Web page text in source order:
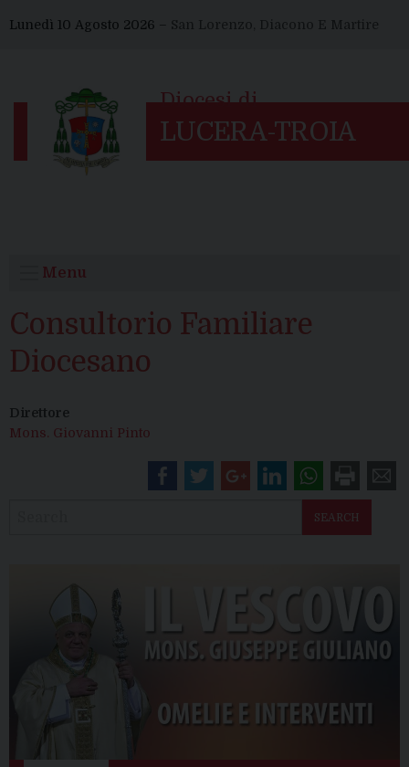
toLunedì 10 Agosto 2026 – San Lorenzo, Diacono E Martire
Menu
Consultorio Familiare
Diocesano
Direttore
Mons. Giovanni Pinto
SEARCH